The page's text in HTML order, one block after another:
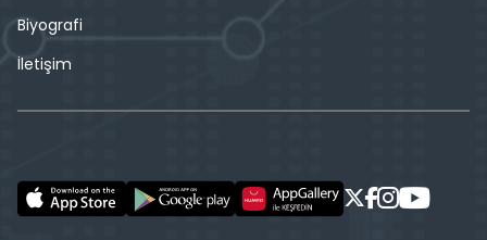
Biyografi
İletişim